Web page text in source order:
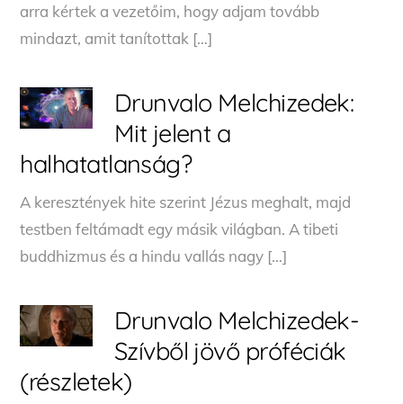
arra kértek a vezetőim, hogy adjam tovább
mindazt, amit tanítottak […]
Drunvalo Melchizedek:
Mit jelent a
halhatatlanság?
A keresztények hite szerint Jézus meghalt, majd
testben feltámadt egy másik világban. A tibeti
buddhizmus és a hindu vallás nagy […]
Drunvalo Melchizedek-
Szívből jövő próféciák
(részletek)